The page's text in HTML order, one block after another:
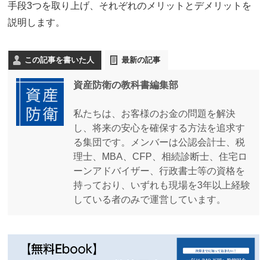
手段3つを取り上げ、それぞれのメリットとデメリットを
説明します。
この記事を書いた人 最新の記事
資産防衛の教科書編集部
私たちは、お客様のお金の問題を解決
し、将来の安心を確保する方法を追求す
る集団です。メンバーは公認会計士、税
理士、MBA、CFP、相続診断士、住宅ロ
ーンアドバイザー、行政書士等の資格を
持っており、いずれも現場を3年以上経験
している者のみで運営しています。